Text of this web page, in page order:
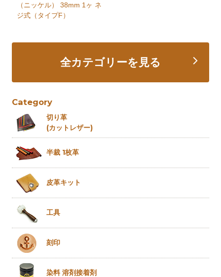
（ニッケル） 38mm 1ヶ ネ
ジ式（タイプF）
全カテゴリーを見る
Category
切り革
(カットレザー)
半裁 1枚革
皮革キット
工具
刻印
染料 溶剤接着剤